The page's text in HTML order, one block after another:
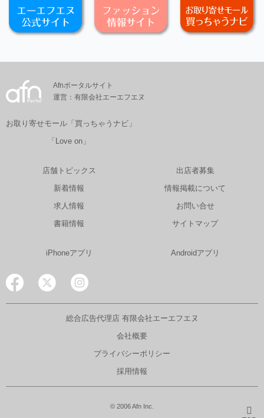
Afnポータルサイト
運営：有限会社エーエフエヌ
お取り寄せモール「買っちゃうナビ」
「Love on」
店舗トピックス
新着情報
求人情報
書籍情報
出店者募集
情報掲載について
お問い合せ
サイトマップ
iPhoneアプリ Androidアプリ
総合広告代理店 有限会社エーエフエヌ
会社概要
プライバシーポリシー
採用情報
© 2006 Afn Inc.